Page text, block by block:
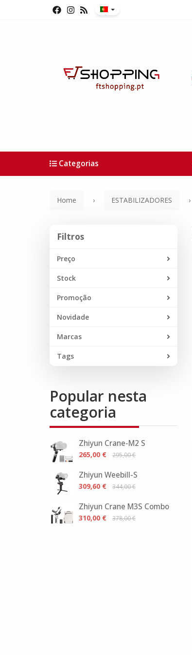
Categorias
Home ESTABILIZADORES
Filtros
Preço
Stock
Promoção
Novidade
Marcas
Tags
Popular nesta
categoria
Zhiyun Crane-M2 S
265,00 € 295,00 €
Zhiyun Weebill-S
309,60 € 344,00 €
Zhiyun Crane M3S Combo
310,00 € 378,00 €